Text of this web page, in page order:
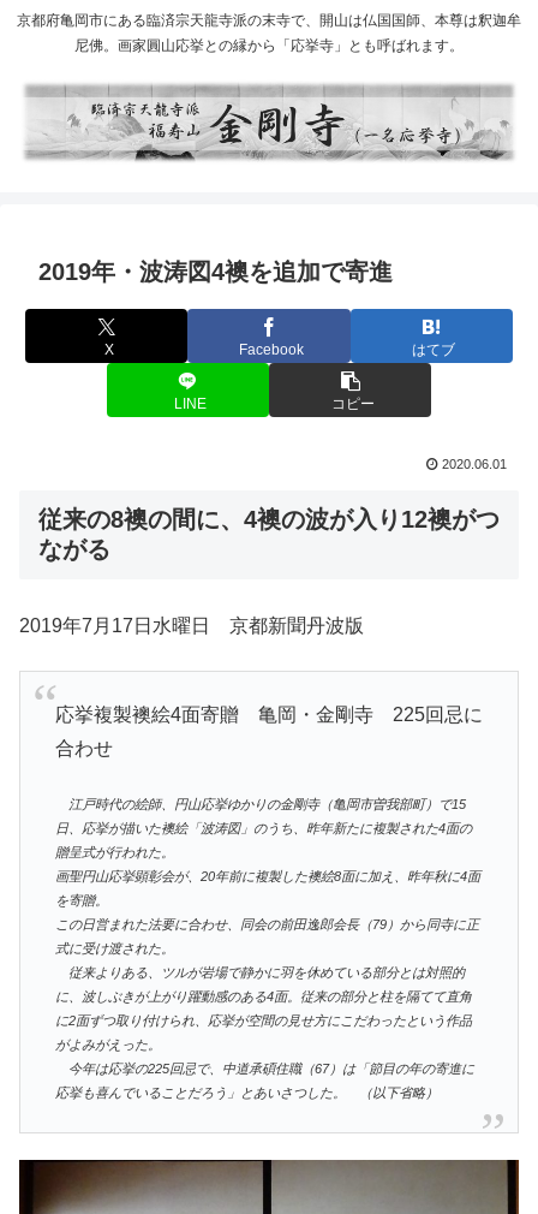
京都府亀岡市にある臨済宗天龍寺派の末寺で、開山は仏国国師、本尊は釈迦牟
尼佛。画家圓山応挙との縁から「応挙寺」とも呼ばれます。
2019年・波涛図4襖を追加で寄進
X Facebook はてブ
LINE コピー
2020.06.01
従来の8襖の間に、4襖の波が入り12襖がつ
ながる
2019年7月17日水曜日 京都新聞丹波版
応挙複製襖絵4面寄贈 亀岡・金剛寺 225回忌に
合わせ
江戸時代の絵師、円山応挙ゆかりの金剛寺（亀岡市曽我部町）で15
日、応挙が描いた襖絵「波涛図」のうち、昨年新たに複製された4面の
贈呈式が行われた。
画聖円山応挙顕彰会が、20年前に複製した襖絵8面に加え、昨年秋に4面
を寄贈。
この日営まれた法要に合わせ、同会の前田逸郎会長（79）から同寺に正
式に受け渡された。
従来よりある、ツルが岩場で静かに羽を休めている部分とは対照的
に、波しぶきが上がり躍動感のある4面。従来の部分と柱を隔てて直角
に2面ずつ取り付けられ、応挙が空間の見せ方にこだわったという作品
がよみがえった。
今年は応挙の225回忌で、中道承碩住職（67）は「節目の年の寄進に
応挙も喜んでいることだろう」とあいさつした。 （以下省略）